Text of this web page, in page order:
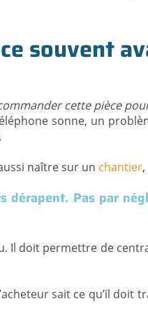
souvent
cette pièce
sonne, un
naître sur un chantier
dérapent. Pas par
Il doit permettre de
sait ce qu’il doit